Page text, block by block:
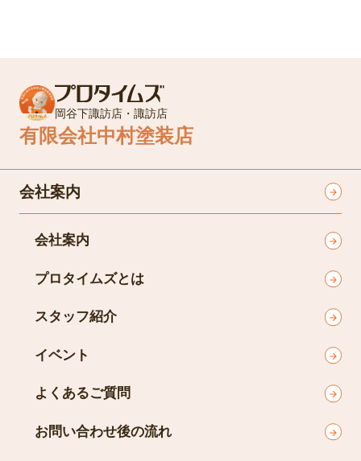
岡谷下諏訪店・諏訪店
有限会社中村塗装店
会社案内
会社案内
プロタイムズとは
スタッフ紹介
イベント
よくあるご質問
お問い合わせ後の流れ